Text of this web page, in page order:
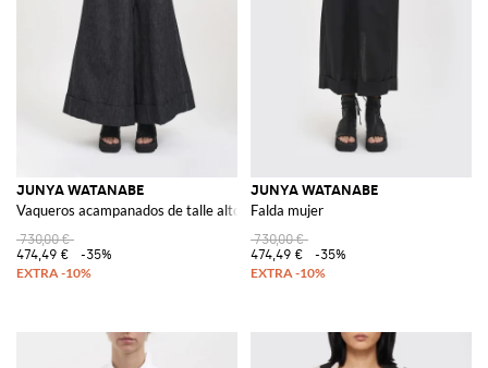
JUNYA WATANABE
Vaqueros acampanados de talle alto en denim de algodón
730,00 €
474,49 €
-35%
JUNYA WATANABE
Falda mujer
730,00 €
474,49 €
-35%